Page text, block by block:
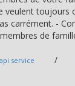
veulent toujours
carrément. -
membres de
service /